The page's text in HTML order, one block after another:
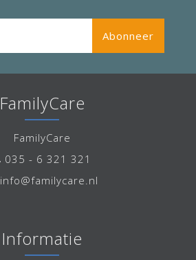
Abonneer
FamilyCare
FamilyCare
035 - 6 321 321
info@familycare.nl
Informatie